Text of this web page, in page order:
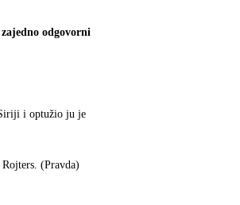
odgovorni
i optužio ju je
(Pravda)